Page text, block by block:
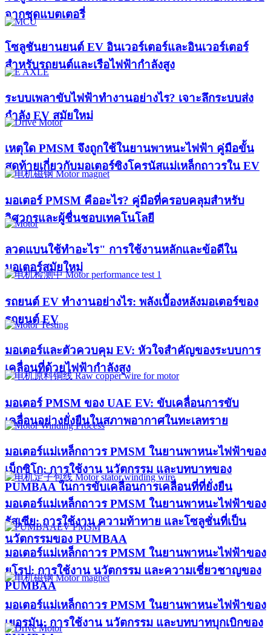
จากชุดแบตเตอรี่
โซลูชันยานยนต์ EV อินเวอร์เตอร์และอินเวอร์เตอร์
สำหรับรถยนต์และเรือไฟฟ้ากำลังสูง
ระบบเพลาขับไฟฟ้าทำงานอย่างไร? เจาะลึกระบบส่ง
กำลัง EV สมัยใหม่
เหตุใด PMSM จึงถูกใช้ในยานพาหนะไฟฟ้า คู่มือขั้น
สุดท้ายเกี่ยวกับมอเตอร์ซิงโครนัสแม่เหล็กถาวรใน EV
มอเตอร์ PMSM คืออะไร? คู่มือที่ครอบคลุมสำหรับ
วิศวกรและผู้ชื่นชอบเทคโนโลยี
ลวดแบนใช้ทำอะไร" การใช้งานหลักและข้อดีใน
มอเตอร์สมัยใหม่
รถยนต์ EV ทำงานอย่างไร: พลังเบื้องหลังมอเตอร์ของ
รถยนต์ EV
มอเตอร์และตัวควบคุม EV: หัวใจสำคัญของระบบการ
เคลื่อนที่ด้วยไฟฟ้ากำลังสูง
มอเตอร์ PMSM ของ UAE EV: ขับเคลื่อนการขับ
เคลื่อนอย่างยั่งยืนในสภาพอากาศในทะเลทราย
มอเตอร์แม่เหล็กถาวร PMSM ในยานพาหนะไฟฟ้าของ
เม็กซิโก: การใช้งาน นวัตกรรม และบทบาทของ
PUMBAA ในการขับเคลื่อนการเคลื่อนที่ที่ยั่งยืน
มอเตอร์แม่เหล็กถาวร PMSM ในยานพาหนะไฟฟ้าของ
รัสเซีย: การใช้งาน ความท้าทาย และโซลูชั่นที่เป็น
นวัตกรรมของ PUMBAA
มอเตอร์แม่เหล็กถาวร PMSM ในยานพาหนะไฟฟ้าของ
ยุโรป: การใช้งาน นวัตกรรม และความเชี่ยวชาญของ
PUMBAA
มอเตอร์แม่เหล็กถาวร PMSM ในยานพาหนะไฟฟ้าของ
เยอรมัน: การใช้งาน นวัตกรรม และบทบาทบุกเบิกของ